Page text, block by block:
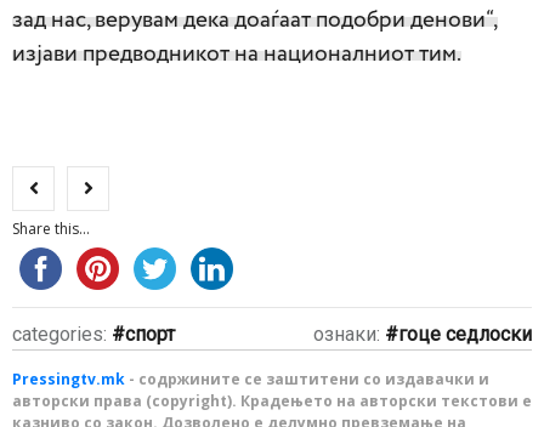
зад нас, верувам дека доаѓаат подобри денови“,
изјави предводникот на националниот тим.
Share this...
categories: спорт ознаки: гоце седлоски
Pressingtv.mk - содржините се заштитени со издавачки и
авторски права (copyright). Крадењето на авторски текстови е